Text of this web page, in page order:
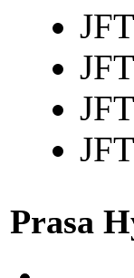
Prasa